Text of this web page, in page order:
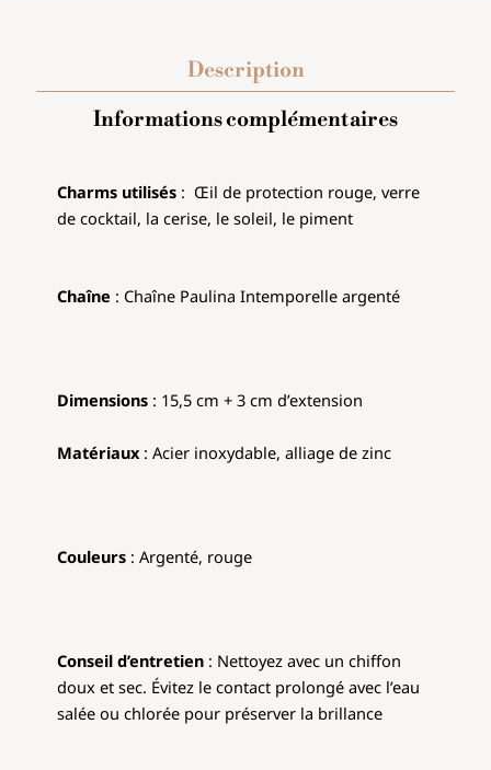
Description
Informations complémentaires
Charms utilisés : Œil de protection rouge, verre
de cocktail, la cerise, le soleil, le piment
Chaîne : Chaîne Paulina Intemporelle argenté
Dimensions : 15,5 cm + 3 cm d’extension
Matériaux : Acier inoxydable, alliage de zinc
Couleurs : Argenté, rouge
Conseil d’entretien : Nettoyez avec un chiffon
doux et sec. Évitez le contact prolongé avec l’eau
salée ou chlorée pour préserver la brillance